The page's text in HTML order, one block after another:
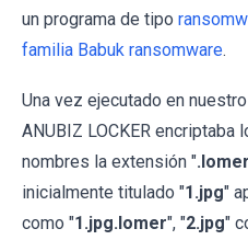
un programa de tipo
familia Babuk ransomware.
Una vez ejecutado en
ANUBIZ LOCKER encriptaba
nombres la extensión ".lomer
inicialmente titulado "1.jpg"
como "1.jpg.lomer", "2.jpg"